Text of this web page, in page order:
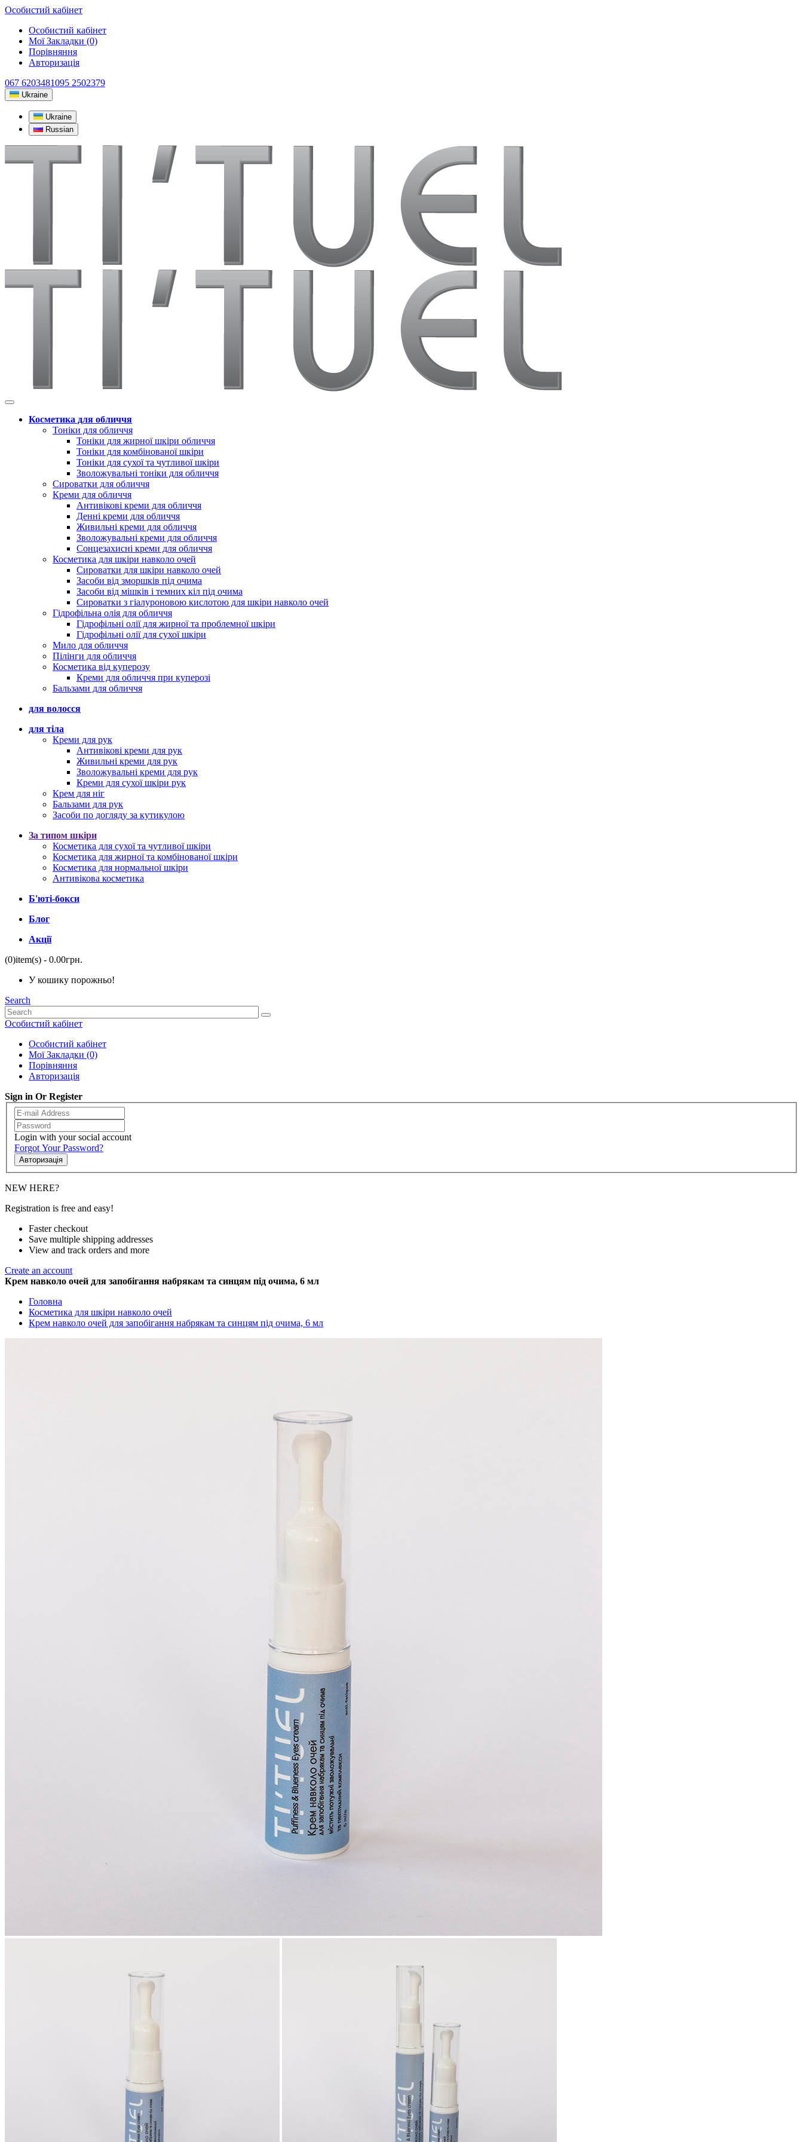
Особистий кабінет
Особистий кабінет
Мої Закладки (0)
Порівняння
Авторизація
067 6203481095 2502379
Ukraine
Ukraine
Russian
Косметика для обличчя
Тоніки для обличчя
Тоніки для жирної шкіри обличчя
Тоніки для комбінованої шкіри
Тоніки для сухої та чутливої шкіри
Зволожувальні тоніки для обличчя
Сироватки для обличчя
Креми для обличчя
Антивікові креми для обличчя
Денні креми для обличчя
Живильні креми для обличчя
Зволожувальні креми для обличчя
Сонцезахисні креми для обличчя
Косметика для шкіри навколо очей
Сироватки для шкіри навколо очей
Засоби від зморшків під очима
Засоби від мішків і темних кіл під очима
Сироватки з гіалуроновою кислотою для шкіри навколо очей
Гідрофільна олія для обличчя
Гідрофільні олії для жирної та проблемної шкіри
Гідрофільні олії для сухої шкіри
Мило для обличчя
Пілінги для обличчя
Косметика від куперозу
Креми для обличчя при куперозі
Бальзами для обличчя
для волосся
для тіла
Креми для рук
Антивікові креми для рук
Живильні креми для рук
Зволожувальні креми для рук
Креми для сухої шкіри рук
Крем для ніг
Бальзами для рук
Засоби по догляду за кутикулою
За типом шкіри
Косметика для сухої та чутливої ​​шкіри
Косметика для жирної та комбінованої шкіри
Косметика для нормальної шкіри
Антивікова косметика
Б'юті-бокси
Блог
Акції
(0)item(s) - 0.00грн.
У кошику порожньо!
Search
Особистий кабінет
Особистий кабінет
Мої Закладки (0)
Порівняння
Авторизація
Sign in Or Register
Login with your social account
Forgot Your Password?
Авторизація
NEW HERE?
Registration is free and easy!
Faster checkout
Save multiple shipping addresses
View and track orders and more
Create an account
Крем навколо очей для запобігання набрякам та синцям під очима, 6 мл
Головна
Косметика для шкіри навколо очей
Крем навколо очей для запобігання набрякам та синцям під очима, 6 мл